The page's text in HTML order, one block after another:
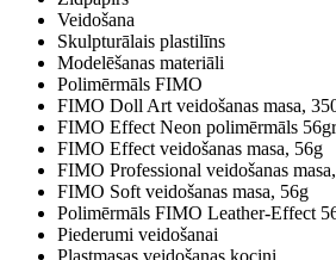
Veidošana
Skulpturālais plastilīns
Modelēšanas materiāli
Polimērmāls FIMO
FIMO Doll Art veidošanas masa,
FIMO Effect Neon polimērmāls 56gr
FIMO Effect veidošanas masa, 56g
FIMO Professional veidošanas
FIMO Soft veidošanas masa, 56g
Polimērmāls FIMO Leather-Effect
Piederumi veidošanai